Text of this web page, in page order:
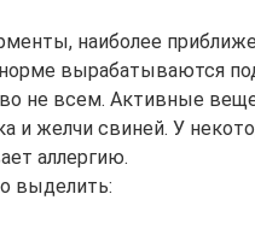
наиболее
вырабатываются
не всем. Активные
и желчи свиней. У
аллергию.
выделить: